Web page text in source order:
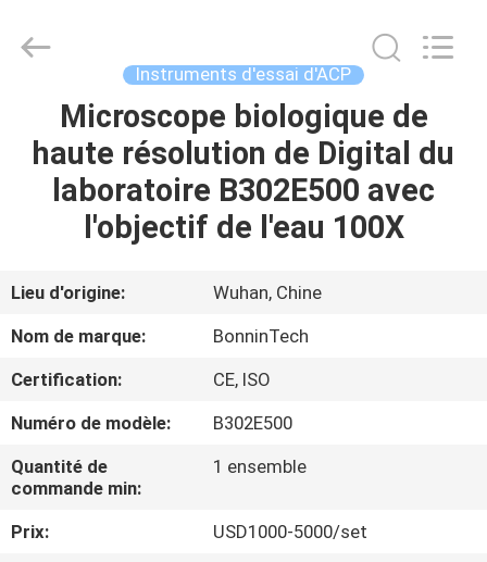
MAISON
PRODUITS
AU
DE
NOUS
VISITE
D'USINE
Instruments d'essai d'ACP
Microscope biologique de
haute résolution de Digital du
laboratoire B302E500 avec
l'objectif de l'eau 100X
Lieu d'origine:
Wuhan, Chine
Nom de marque:
BonninTech
Certification:
CE, ISO
Numéro de modèle:
B302E500
Quantité de
commande min:
1 ensemble
Prix:
USD1000-5000/set